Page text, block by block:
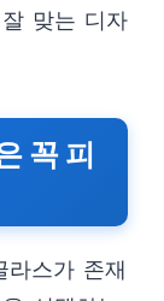
맞는 디자
꼭 피
라스가 존재